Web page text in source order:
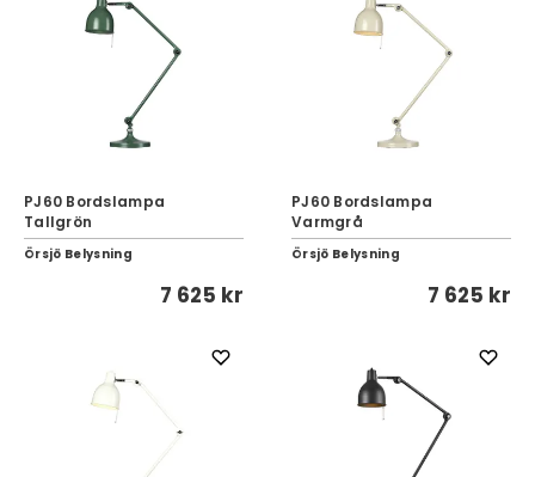
PJ60 Bordslampa
Tallgrön
Örsjö Belysning
7 625 kr
PJ60 Bordslampa
Varmgrå
Örsjö Belysning
7 625 kr